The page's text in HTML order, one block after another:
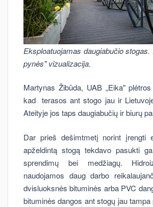
Eksploatuojamas daugiabučio stogas.
pynės" vizualizacija.
Martynas Žibūda, UAB „Eika"
kad terasos ant stogo jau ir
Ateityje jos taps daugiabučių ir biurų
Dar prieš dešimtmetį norint įrengti
apželdintą stogą tekdavo pasukti
sprendimų bei medžiagų.
naudojamos daug darbo
dvisluoksnės bituminės arba PVC
bituminės dangos ant stogų jau